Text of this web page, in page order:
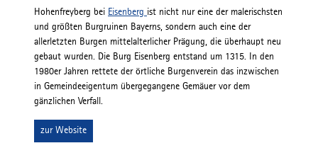
Hohenfreyberg bei Eisenberg ist nicht nur eine der malerischsten
und größten Burgruinen Bayerns, sondern auch eine der
allerletzten Burgen mittelalterlicher Prägung, die überhaupt neu
gebaut wurden. Die Burg Eisenberg entstand um 1315. In den
1980er Jahren rettete der örtliche Burgenverein das inzwischen
in Gemeindeeigentum übergegangene Gemäuer vor dem
gänzlichen Verfall.
zur Website